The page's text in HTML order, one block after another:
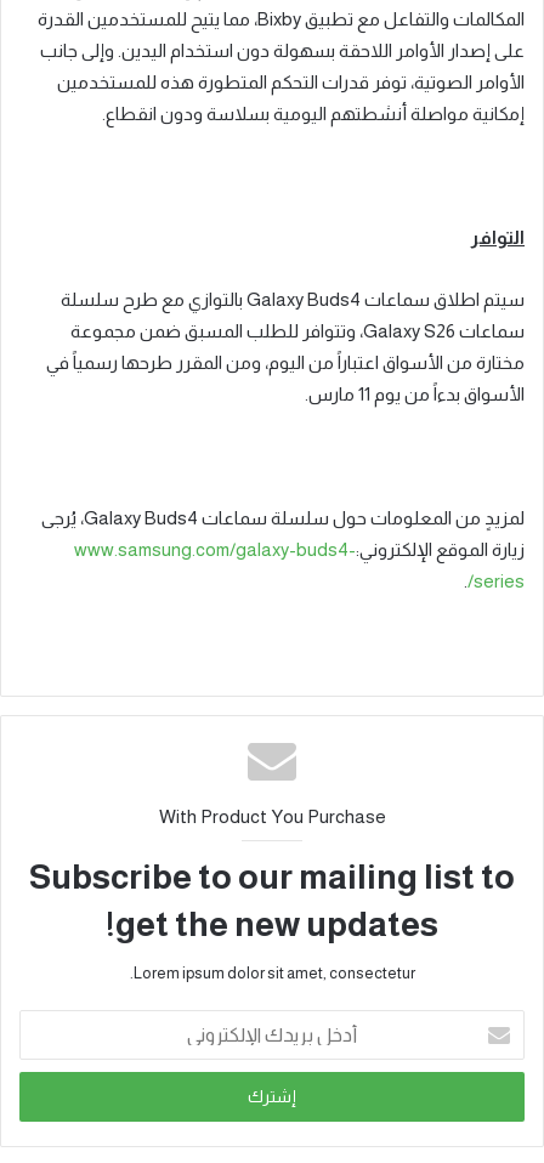
المكالمات والتفاعل مع تطبيقBixby، مما يتيح للمستخدمين القدرة
على إصدار الأوامر اللاحقة بسهولة دون استخدام اليدين وإلى جانب
الأوامر الصوتية، توفر قدرات التحكم المتطورة هذه للمستخدمين
إمكانية مواصلة أنشطتهم اليومية بسلاسة ودون انقطاع
التوافر
سيتم اطلاق سماعات Galaxy Buds4 بالتوازي مع طرح سلسلة
سماعات Galaxy S26، وتتوافر للطلب المسبق ضمن مجموعة
مختارة من الأسواق اعتباراً من اليوم، ومن المقرر طرحها رسمياً في
الأسواق بدءاً من يوم 11 مارس
لمزيدٍ من المعلومات حول سلسلة سماعات Galaxy Buds4، يُرجى
زيارة الموقع الإلكتروني:
www.samsung.com/galaxy-buds4-
series
/
With Product You Purchase
Subscribe to our mailing list to
get the new updates!
Lorem ipsum dolor sit amet, consectetur.